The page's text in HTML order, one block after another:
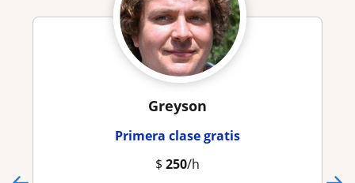
Greyson
Primera clase gratis
$ 250/h